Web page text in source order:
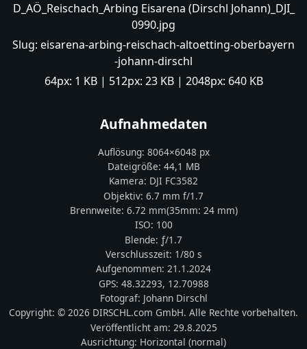
D_AÖ_Reischach_Arbing Eisarena (Dirschl Johann)_DJI_
0990.jpg
Slug: eisarena-arbing-reischach-altoetting-oberbayern
-johann-dirschl
64px: 1 KB| 512px: 23 KB| 2048px: 640 KB
Aufnahmedaten
Auflösung: 8064×6048 px
Dateigröße: 44,1 MB
Kamera: DJI FC3582
Objektiv: 6.7 mm f/1.7
Brennweite: 6.72 mm(35mm: 24mm)
ISO: 100
Blende: ƒ/1.7
Verschlusszeit: 1/80 s
Aufgenommen: 21.1.2024
GPS: 48.32293, 12.70988
Fotograf: Johann Dirschl
Copyright: © 2026 DIRSCHL.com GmbH. Alle Rechte vorbehalten.
Veröffentlicht am: 29.8.2025
Ausrichtung: Horizontal (normal)